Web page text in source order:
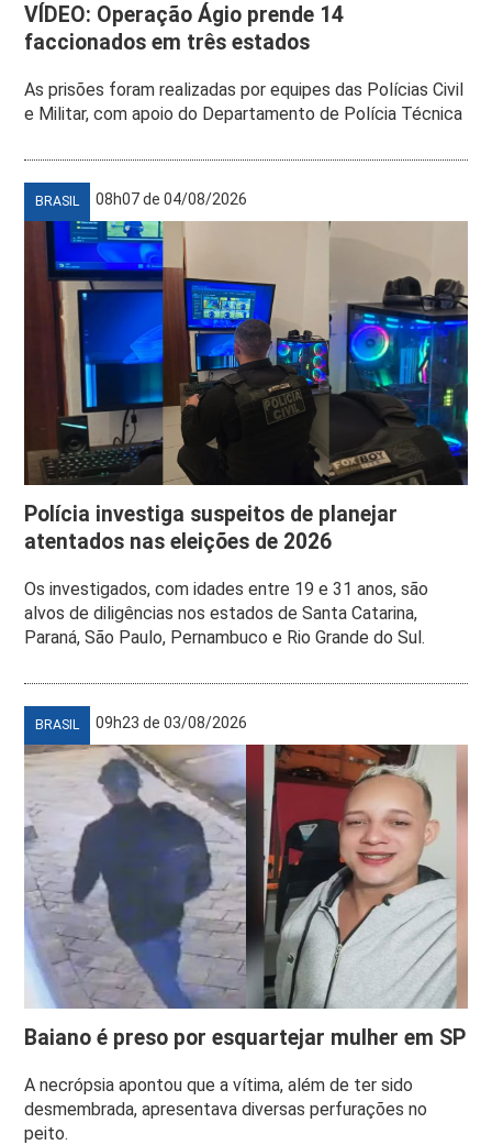
VÍDEO: Operação Ágio prende 14
faccionados em três estados
As prisões foram realizadas por equipes das Polícias Civil
e Militar, com apoio do Departamento de Polícia Técnica
BRASIL 08h07 de 04/08/2026
Polícia investiga suspeitos de planejar
atentados nas eleições de 2026
Os investigados, com idades entre 19 e 31 anos, são
alvos de diligências nos estados de Santa Catarina,
Paraná, São Paulo, Pernambuco e Rio Grande do Sul.
BRASIL 09h23 de 03/08/2026
Baiano é preso por esquartejar mulher em SP
A necrópsia apontou que a vítima, além de ter sido
desmembrada, apresentava diversas perfurações no
peito.